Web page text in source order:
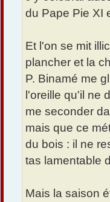
du Pape Pie XI
Et l'on se mit
plancher et la
P. Binamé me
l'oreille qu'il ne
me seconder
mais que ce
du bois : il ne
tas lamentable
Mais la saison